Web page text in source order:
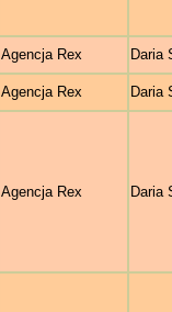
Agencja Rex
Daria
Agencja Rex Daria
Agencja Rex Daria